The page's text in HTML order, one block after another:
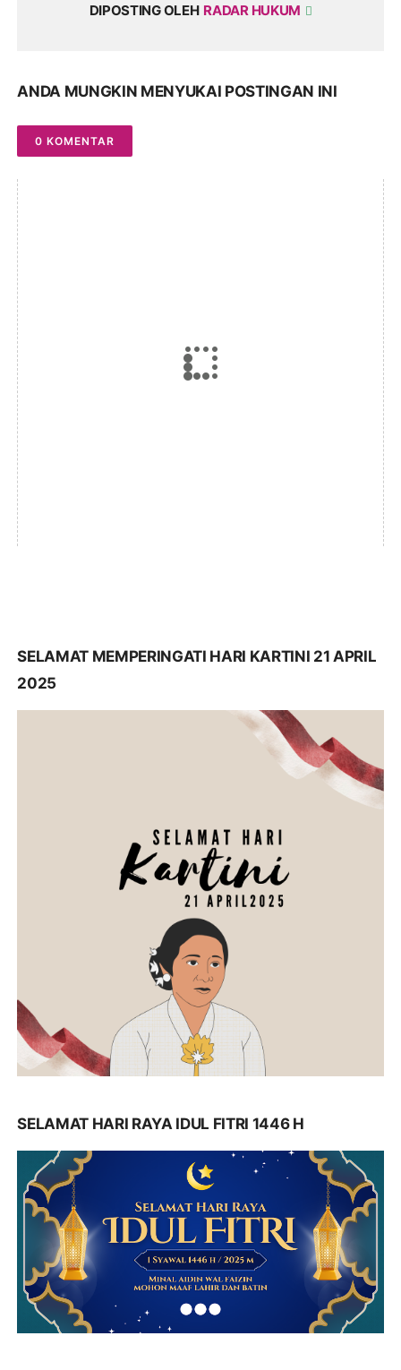
DIPOSTING OLEH RADAR HUKUM
ANDA MUNGKIN MENYUKAI POSTINGAN INI
0 KOMENTAR
SELAMAT MEMPERINGATI HARI KARTINI 21 APRIL
2025
SELAMAT HARI RAYA IDUL FITRI 1446 H